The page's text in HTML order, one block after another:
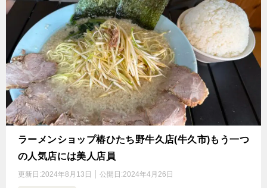
ラーメンショップ椿ひたち野牛久店(牛久市)もう一つ
の人気店には美人店員
更新日:2024年8月13日 公開日:2024年4月26日